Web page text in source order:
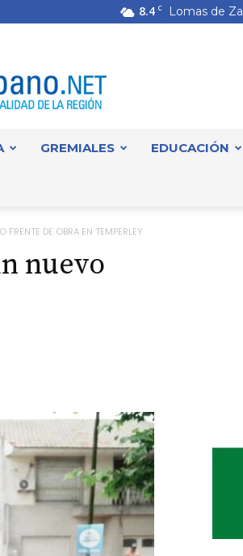
8.4 C Lomas de
GREMIALES EDUCACIÓN
DE OBRA EN TEMPERLEY
nuevo